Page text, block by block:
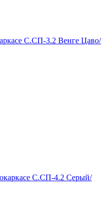
С.СП-3.2 Венге Цаво/